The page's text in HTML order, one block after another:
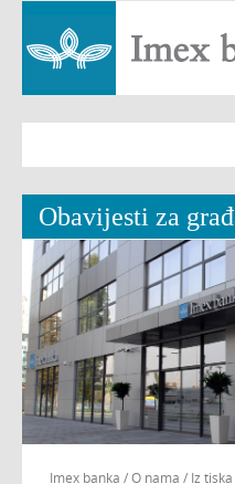
Naslovna
Građani
Pravne osobe
Poslovnice
O nama
Nekretnine
Obavijesti za
Imex banka /O nama / Iz tiska